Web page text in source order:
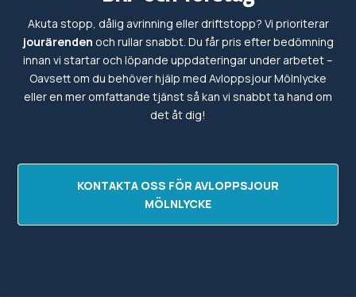
Akuta stopp, dålig avrinning eller driftstopp? Vi prioriterar
jourärenden och rullar snabbt. Du får pris efter bedömning
innan vi startar och löpande uppdateringar under arbetet –
Oavsett om du behöver hjälp med AvloppsjourMölnlycke
eller en mer omfattande tjänst så kan vi snabbt ta hand om
det åt dig!
KONTAKTA OSS FÖR AVLOPPSJOUR
MÖLNLYCKE